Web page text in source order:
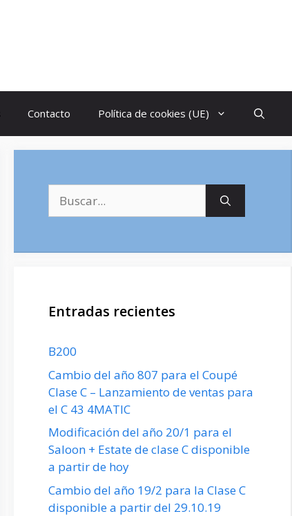
Contacto Política de cookies (UE)
Entradas recientes
B200
Cambio del año 807 para el Coupé
Clase C – Lanzamiento de ventas para
el C 43 4MATIC
Modificación del año 20/1 para el
Saloon + Estate de clase C disponible
a partir de hoy
Cambio del año 19/2 para la Clase C
disponible a partir del 29.10.19